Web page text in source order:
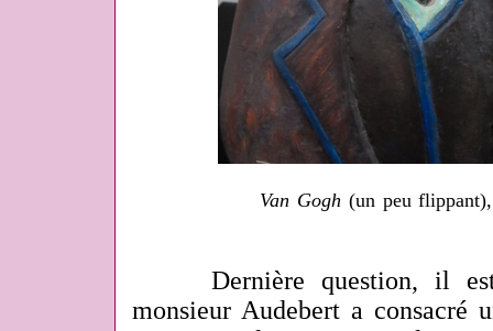
Van Gogh (un peu
Dernière question, il
monsieur Audebert a consacré